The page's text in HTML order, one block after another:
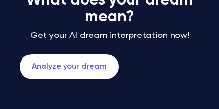
mean?
Get your AI dream interpretation now!
Analyze your dream